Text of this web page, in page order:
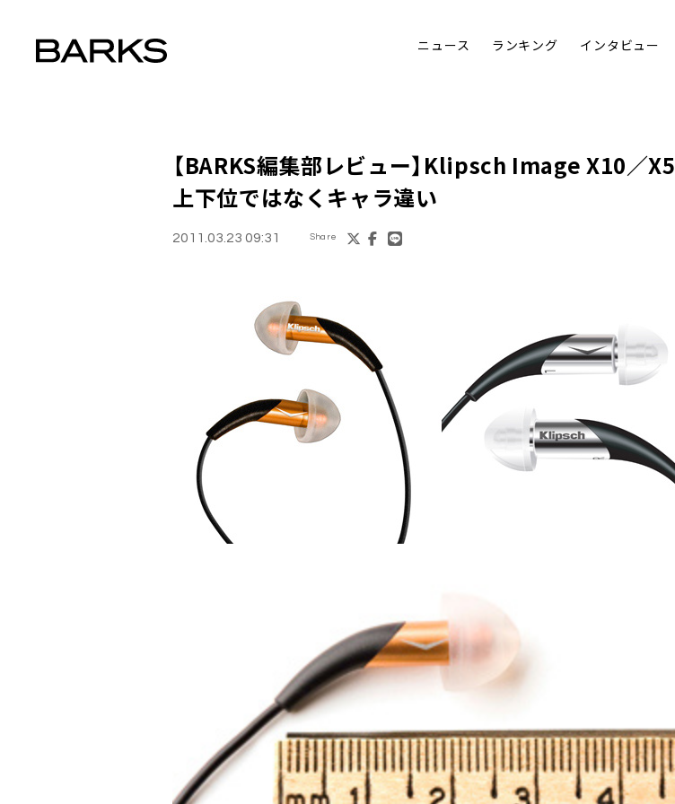
ニュース ランキング インタビュー
【BARKS編集部レビュー】 Klipsch Image X10／X5
上下位ではなくキャラ違い
2011.03.23 09:31 Share